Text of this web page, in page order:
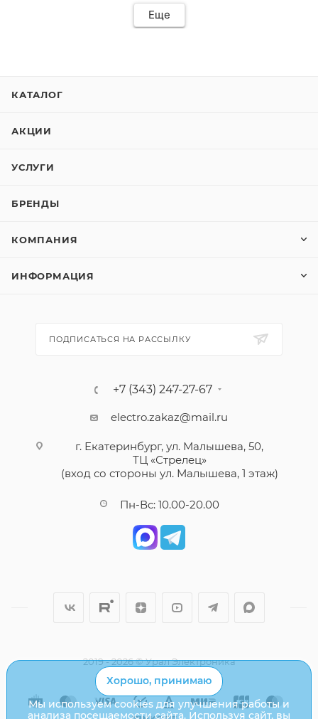
Еще
КАТАЛОГ
АКЦИИ
УСЛУГИ
БРЕНДЫ
КОМПАНИЯ
ИНФОРМАЦИЯ
ПОДПИСАТЬСЯ НА РАССЫЛКУ
+7 (343) 247-27-67
electro.zakaz@mail.ru
г. Екатеринбург, ул. Малышева, 50,
ТЦ «Стрелец»
(вход со стороны ул. Малышева, 1 этаж)
Пн-Вс: 10.00-20.00
2019 - 2026 © Урал Электроника
Мы используем cookies для улучшения работы и
анализа посещаемости сайта. Используя сайт, вы
Хорошо, принимаю